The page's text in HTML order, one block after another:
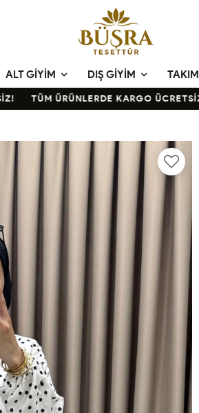
ALT GIYIM DIŞ GIYIM TAKIM
TÜM ÜRÜNLERDE KARGO ÜCRETSİZ!